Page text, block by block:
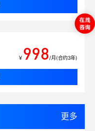
￥ 998/月(合约3年)
更多